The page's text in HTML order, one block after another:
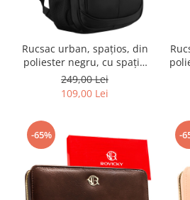
Rucsac urban, spațios, din
poliester negru, cu spațiu
pentru laptop - Peterson
PTR-PTN BHX-07-7793-BLAC
249,00 Lei
109,00 Lei
-65% -